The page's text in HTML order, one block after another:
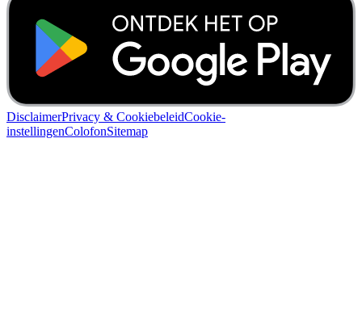
DisclaimerPrivacy & CookiebeleidCookie-
instellingenColofonSitemap